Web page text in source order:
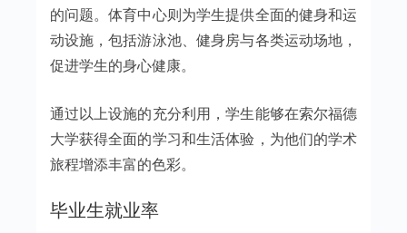
的问题。体育中心则为学生提供全面的健身和运
动设施，包括游泳池、健身房与各类运动场地，
促进学生的身心健康。
通过以上设施的充分利用，学生能够在索尔福德
大学获得全面的学习和生活体验，为他们的学术
旅程增添丰富的色彩。
毕业生就业率